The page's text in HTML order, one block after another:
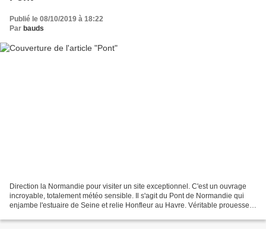
Publié le 08/10/2019 à 18:22
Par bauds
Direction la Normandie pour visiter un site exceptionnel. C'est un ouvrage
incroyable, totalement météo sensible. Il s'agit du Pont de Normandie qui
enjambe l'estuaire de Seine et relie Honfleur au Havre. Véritable prouesse